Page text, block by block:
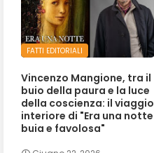
FATTI EDITORIALI
Vincenzo Mangione, tra il
buio della paura e la luce
della coscienza: il viaggio
interiore di "Era una notte
buia e favolosa"